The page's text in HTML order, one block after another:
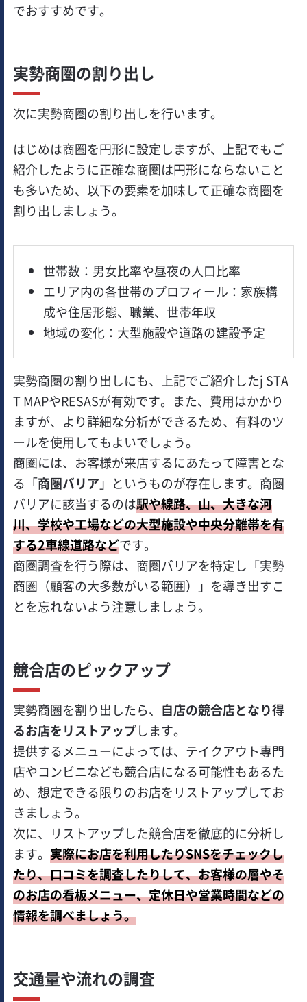
でおすすめです。
実勢商圏の割り出し
次に実勢商圏の割り出しを行います。
はじめは商圏を円形に設定しますが、上記でもご
紹介したように正確な商圏は円形にならないこと
も多いため、以下の要素を加味して正確な商圏を
割り出しましょう。
世帯数：男女比率や昼夜の人口比率
エリア内の各世帯のプロフィール：家族構
成や住居形態、職業、世帯年収
地域の変化：大型施設や道路の建設予定
実勢商圏の割り出しにも、上記でご紹介したj STA
T MAPやRESASが有効です。また、費用はかかり
ますが、より詳細な分析ができるため、有料のツ
ールを使用してもよいでしょう。
商圏には、お客様が来店するにあたって障害とな
る「商圏バリア 」というものが存在します。商圏
バリアに該当するのは駅や線路、山、大きな河
川、学校や工場などの大型施設や中央分離帯を有
する2車線道路などです。
商圏調査を行う際は、商圏バリアを特定し「実勢
商圏（顧客の大多数がいる範囲）」を導き出すこ
とを忘れないよう注意しましょう。
競合店のピックアップ
実勢商圏を割り出したら、 自店の競合店となり得
るお店をリストアップします。
提供するメニューによっては、テイクアウト専門
店やコンビニなども競合店になる可能性もあるた
め、想定できる限りのお店をリストアップしてお
きましょう。
次に、リストアップした競合店を徹底的に分析し
ます。実際にお店を利用したりSNSをチェックし
たり、口コミを調査したりして、お客様の層やそ
のお店の看板メニュー、定休日や営業時間などの
情報を調べましょう。
交通量や流れの調査